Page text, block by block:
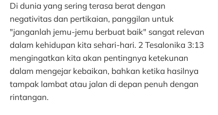
Di dunia yang sering terasa berat dengan
negativitas dan pertikaian, panggilan untuk
"janganlah jemu-jemu berbuat baik" sangat relevan
dalam kehidupan kita sehari-hari. 2 Tesalonika 3:13
mengingatkan kita akan pentingnya ketekunan
dalam mengejar kebaikan, bahkan ketika hasilnya
tampak lambat atau jalan di depan penuh dengan
rintangan.